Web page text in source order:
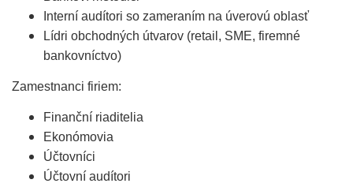
Interní audítori so zameraním na úverovú oblasť
Lídri obchodných útvarov (retail, SME, firemné
bankovníctvo)
Zamestnanci firiem:
Finanční riaditelia
Ekonómovia
Účtovníci
Účtovní audítori